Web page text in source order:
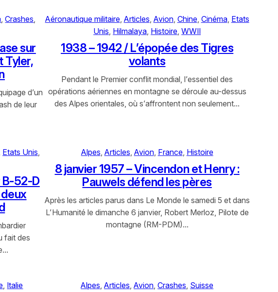
, Crashes
sur
Tyler,
d’un
de leur
Aéronautique militaire, Articles, Avion, Chine, Cinéma, Etats
Unis, Hilmalaya, Histoire, WWII
1938 – 1942 / L’épopée des Tigres
volants
Pendant le Premier conflit mondial, l’essentiel des
opérations aériennes en montagne se déroule au-dessus
des Alpes orientales, où s’affrontent non seulement…
Etats Unis
B-52-D
fait des
Alpes, Articles, Avion, France, Histoire
8 janvier 1957 – Vincendon et Henry :
Pauwels défend les pères
Après les articles parus dans Le Monde le samedi 5 et dans
L’Humanité le dimanche 6 janvier, Robert Merloz, Pilote de
montagne (RM-PDM)…
, Italie Alpes, Articles, Avion, Crashes, Suisse